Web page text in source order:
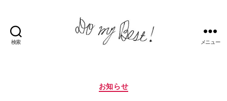
検索 メニュー
カ
お知らせ